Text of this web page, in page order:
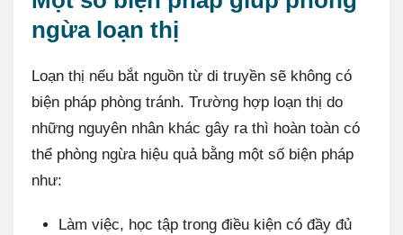
ngừa loạn thị
Loạn thị nếu bắt nguồn từ di truyền sẽ không có
biện pháp phòng tránh. Trường hợp loạn thị do
những nguyên nhân khác gây ra thì hoàn toàn có
thể phòng ngừa hiệu quả bằng một số biện pháp
như:
Làm việc, học tập trong điều kiện có đầy đủ